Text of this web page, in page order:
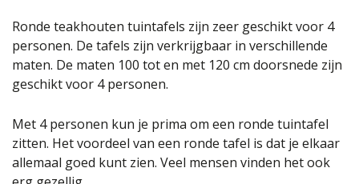
Ronde teakhouten tuintafels zijn zeer geschikt voor 4
personen. De tafels zijn verkrijgbaar in verschillende
maten. De maten 100 tot en met 120 cm doorsnede zijn
geschikt voor 4 personen.
Met 4 personen kun je prima om een ronde tuintafel
zitten. Het voordeel van een ronde tafel is dat je elkaar
allemaal goed kunt zien. Veel mensen vinden het ook